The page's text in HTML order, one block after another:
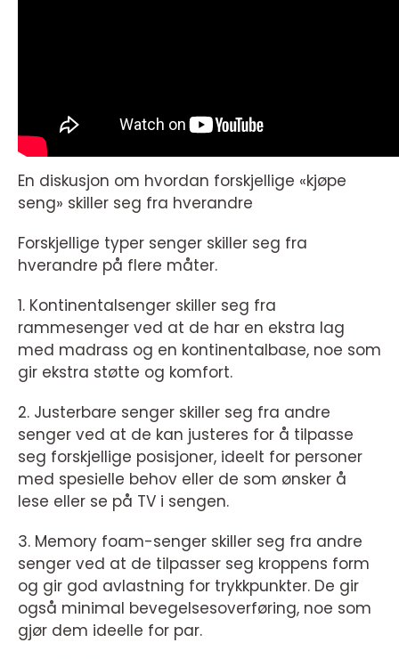
En diskusjon om hvordan forskjellige «kjøpe
seng» skiller seg fra hverandre
Forskjellige typer senger skiller seg fra
hverandre på flere måter.
1. Kontinentalsenger skiller seg fra
rammesenger ved at de har en ekstra lag
med madrass og en kontinentalbase, noe som
gir ekstra støtte og komfort.
2. Justerbare senger skiller seg fra andre
senger ved at de kan justeres for å tilpasse
seg forskjellige posisjoner, ideelt for personer
med spesielle behov eller de som ønsker å
lese eller se på TV i sengen.
3. Memory foam-senger skiller seg fra andre
senger ved at de tilpasser seg kroppens form
og gir god avlastning for trykkpunkter. De gir
også minimal bevegelsesoverføring, noe som
gjør dem ideelle for par.